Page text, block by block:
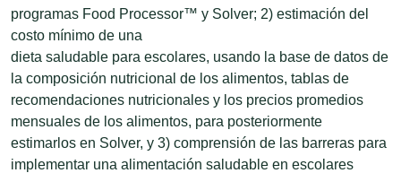
programas Food Processor™ y Solver; 2) estimación del
costo mínimo de una
dieta saludable para escolares, usando la base de datos de
la composición nutricional de los alimentos, tablas de
recomendaciones nutricionales y los precios promedios
mensuales de los alimentos, para posteriormente
estimarlos en Solver, y 3) comprensión de las barreras para
implementar una alimentación saludable en escolares